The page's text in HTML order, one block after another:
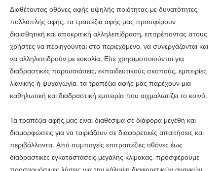
Διαθέτοντας οθόνες αφής υψηλής ποιότητας με δυνατότητες
πολλαπλής αφής, τα τραπέζια αφής μας προσφέρουν
διαισθητική και αποκριτική αλληλεπίδραση, επιτρέποντας στους
χρήστες να περιηγούνται στο περιεχόμενο, να συνεργάζονται και
να αλληλεπιδρούν με ευκολία. Είτε χρησιμοποιούνται για
διαδραστικές παρουσιάσεις, εκπαιδευτικούς σκοπούς, εμπειρίες
λιανικής ή ψυχαγωγία, τα τραπέζια αφής μας παρέχουν μια
καθηλωτική και διαδραστική εμπειρία που αιχμαλωτίζει το κοινό.
Τα τραπέζια αφής μας είναι διαθέσιμα σε διάφορα μεγέθη και
διαμορφώσεις για να ταιριάζουν σε διαφορετικές απαιτήσεις και
περιβάλλοντα. Από συμπαγείς επιτραπέζιες οθόνες έως
διαδραστικές εγκαταστάσεις μεγάλης κλίμακας, προσφέρουμε